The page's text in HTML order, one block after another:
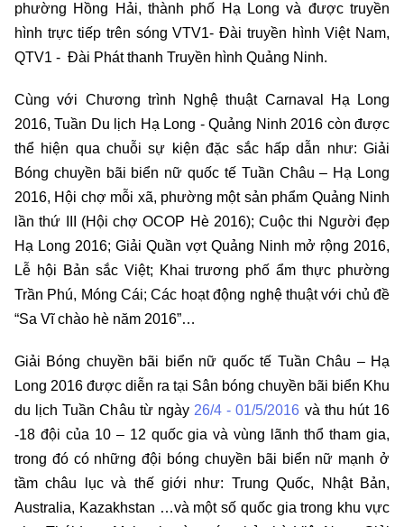
phường Hồng Hải, thành phố Hạ Long và được truyền
hình trực tiếp trên sóng VTV1- Đài truyền hình Việt Nam,
QTV1 - Đài Phát thanh Truyền hình Quảng Ninh.
Cùng với Chương trình Nghệ thuật Carnaval Hạ Long
2016, Tuần Du lịch Hạ Long - Quảng Ninh 2016 còn được
thể hiện qua chuỗi sự kiện đặc sắc hấp dẫn như: Giải
Bóng chuyền bãi biển nữ quốc tế Tuần Châu – Hạ Long
2016, Hội chợ mỗi xã, phường một sản phẩm Quảng Ninh
lần thứ III (Hội chợ OCOP Hè 2016); Cuộc thi Người đẹp
Hạ Long 2016; Giải Quần vợt Quảng Ninh mở rộng 2016,
Lễ hội Bản sắc Việt; Khai trương phố ẩm thực phường
Trần Phú, Móng Cái; Các hoạt động nghệ thuật với chủ đề
“Sa Vĩ chào hè năm 2016”…
Giải Bóng chuyền bãi biển nữ quốc tế Tuần Châu – Hạ
Long 2016 được diễn ra tại Sân bóng chuyền bãi biển Khu
du lịch Tuần Châu từ ngày 26/4 - 01/5/2016 và thu hút 16
-18 đội của 10 – 12 quốc gia và vùng lãnh thổ tham gia,
trong đó có những đội bóng chuyền bãi biển nữ mạnh ở
tầm châu lục và thế giới như: Trung Quốc, Nhật Bản,
Australia, Kazakhstan …và một số quốc gia trong khu vực